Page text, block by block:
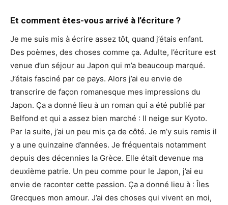
Et comment êtes-vous arrivé à l’écriture ?
Je me suis mis à écrire assez tôt, quand j’étais enfant.
Des poèmes, des choses comme ça. Adulte, l’écriture est
venue d’un séjour au Japon qui m’a beaucoup marqué.
J’étais fasciné par ce pays. Alors j’ai eu envie de
transcrire de façon romanesque mes impressions du
Japon. Ça a donné lieu à un roman qui a été publié par
Belfond et qui a assez bien marché : Il neige sur Kyoto.
Par la suite, j’ai un peu mis ça de côté. Je m’y suis remis il
y a une quinzaine d’années. Je fréquentais notamment
depuis des décennies la Grèce. Elle était devenue ma
deuxième patrie. Un peu comme pour le Japon, j’ai eu
envie de raconter cette passion. Ça a donné lieu à : Îles
Grecques mon amour. J’ai des choses qui vivent en moi,